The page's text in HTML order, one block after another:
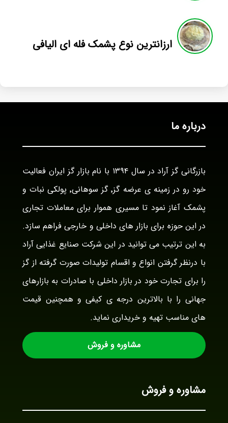
ارزانترین نوع پشمک فله ای الیافی
درباره ما
بازرگانی گز آراد در سال ۱۳۹۴ با نام بازار گز ایران فعالیت
خود رو در زمینه ی عرضه گز٬ گز سوهانی٬ پولکی نبات و
پشمک آغاز نمود تا مسیری هموار برای معاملات تجاری
در این حوزه برای بازار های داخلی و خارجی فراهم سازد.
به این ترتیب می توانید در این شرکت صنایع غذایی آراد
با درنظر گرفتن انواع و اقسام تولیدات صورت گرفته از گز
را برای تجارت خود در بازار داخلی با صادرات به بازارهای
جهانی را با بالاترین درجه ی کیفی و همچنین قیمت
های مناسب تهیه و خریداری نماید.
مشاوره و فروش
مشاوره و فروش